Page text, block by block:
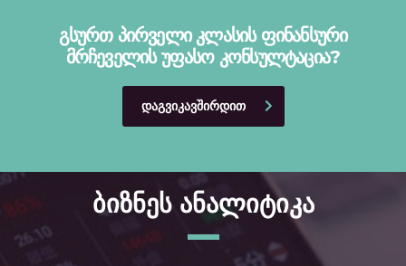
გსურთ პირველი კლასის ფინანსური
მრჩეველის უფასო კონსულტაცია?
ᲓᲐᲒᲕᲘᲙᲐᲕᲨᲘᲠᲓᲘᲗ
ბიზნეს ანალიტიკა